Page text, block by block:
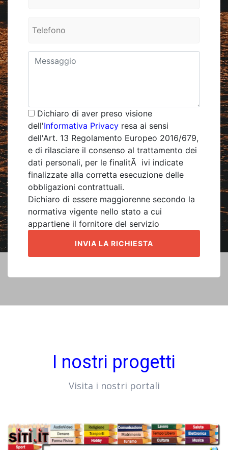
Dichiaro di aver preso visione
dell'Informativa Privacy resa ai sensi
dell'Art. 13 Regolamento Europeo 2016/679,
e di rilasciare il consenso al trattamento dei
dati personali, per le finalitÃ ivi indicate
finalizzate alla corretta esecuzione delle
obbligazioni contrattuali.
Dichiaro di essere maggiorenne secondo la
normativa vigente nello stato a cui
appartiene il fornitore del servizio
I nostri progetti
Visita i nostri portali